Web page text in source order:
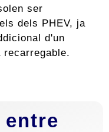
ser
dels PHEV, ja
d'un
entre